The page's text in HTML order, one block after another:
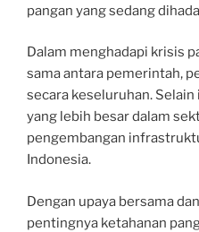
pangan yang sedang
Dalam menghadapi krisis
sama antara pemerintah,
secara keseluruhan.
yang lebih besar dalam
pengembangan
Indonesia.
Dengan upaya bersama
pentingnya ketahanan